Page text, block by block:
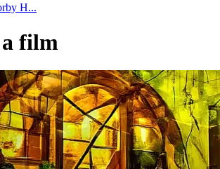
H...
film